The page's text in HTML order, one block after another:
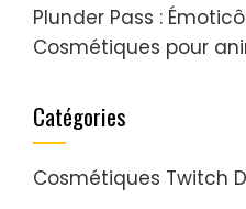
Plunder Pass :
Cosmétiques pour
Catégories
Cosmétiques Twitch